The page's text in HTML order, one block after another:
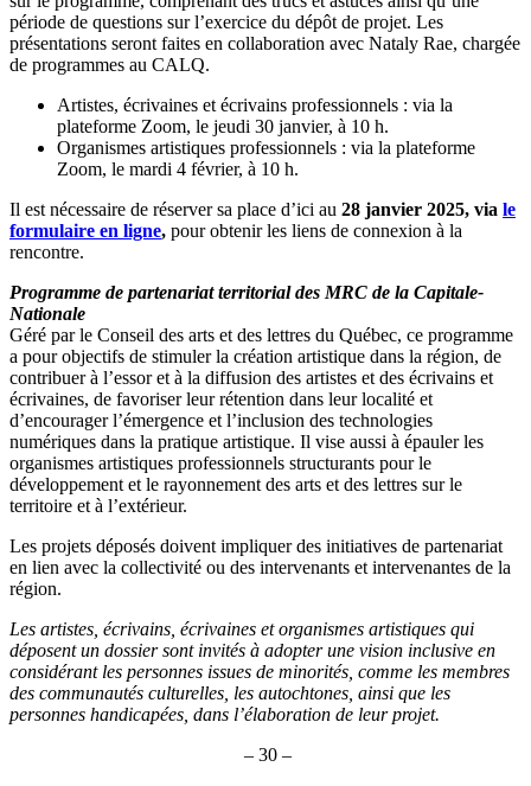
période de questions sur l’exercice du dépôt de projet. Les
présentations seront faites en collaboration avec Nataly Rae, chargée
de programmes au CALQ.
Artistes, écrivaines et écrivains professionnels : via la
plateforme Zoom, le jeudi 30 janvier, à 10 h.
Organismes artistiques professionnels : via la plateforme
Zoom, le mardi 4 février, à 10 h.
Il est nécessaire de réserver sa place d’ici au 28 janvier 2025, via le
formulaire en ligne, pour obtenir les liens de connexion à la
rencontre.
Programme de partenariat territorial des MRC de la Capitale-
Nationale
Géré par le Conseil des arts et des lettres du Québec, ce programme
a pour objectifs de stimuler la création artistique dans la région, de
contribuer à l’essor et à la diffusion des artistes et des écrivains et
écrivaines, de favoriser leur rétention dans leur localité et
d’encourager l’émergence et l’inclusion des technologies
numériques dans la pratique artistique. Il vise aussi à épauler les
organismes artistiques professionnels structurants pour le
développement et le rayonnement des arts et des lettres sur le
territoire et à l’extérieur.
Les projets déposés doivent impliquer des initiatives de partenariat
en lien avec la collectivité ou des intervenants et intervenantes de la
région.
Les artistes, écrivains, écrivaines et organismes artistiques qui
déposent un dossier sont invités à adopter une vision inclusive en
considérant les personnes issues de minorités, comme les membres
des communautés culturelles, les autochtones, ainsi que les
personnes handicapées, dans l’élaboration de leur projet.
– 30 –